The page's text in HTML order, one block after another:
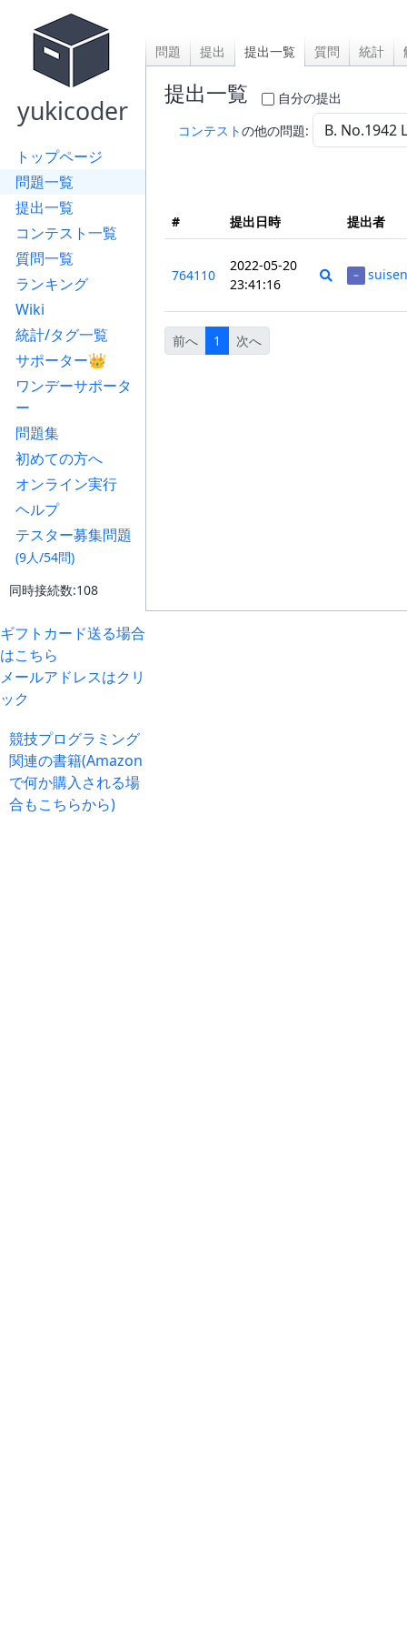
yukicoder
トップページ
問題一覧
提出一覧
コンテスト一覧
質問一覧
ランキング
Wiki
統計/タグ一覧
サポーター👑
ワンデーサポータ
ー
問題集
初めての方へ
オンライン実行
ヘルプ
テスター募集問題
(9人/54問)
同時接続数:108
ギフトカード送る場合
はこちら
メールアドレスはクリ
ック
競技プログラミング
関連の書籍(Amazon
で何か購入される場
合もこちらから)
問題 提出 提出一覧 質問 統計
提出一覧
自分の提出
コンテストの他の問題:
# 提出日時 提出者
764110
2022-05-20
23:41:16
suisen
前へ 1 次へ